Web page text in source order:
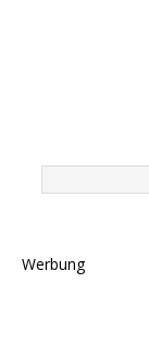
Werbung